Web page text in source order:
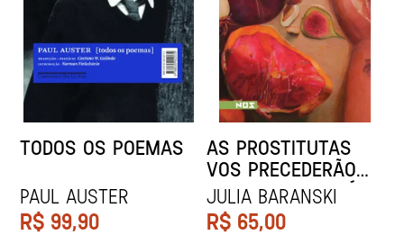
TODOS OS POEMAS
Paul Auster
R$ 99,90
AS PROSTITUTAS
VOS PRECEDERÃO
NO REINO DOS CÉUS
Julia Baranski
R$ 65,00